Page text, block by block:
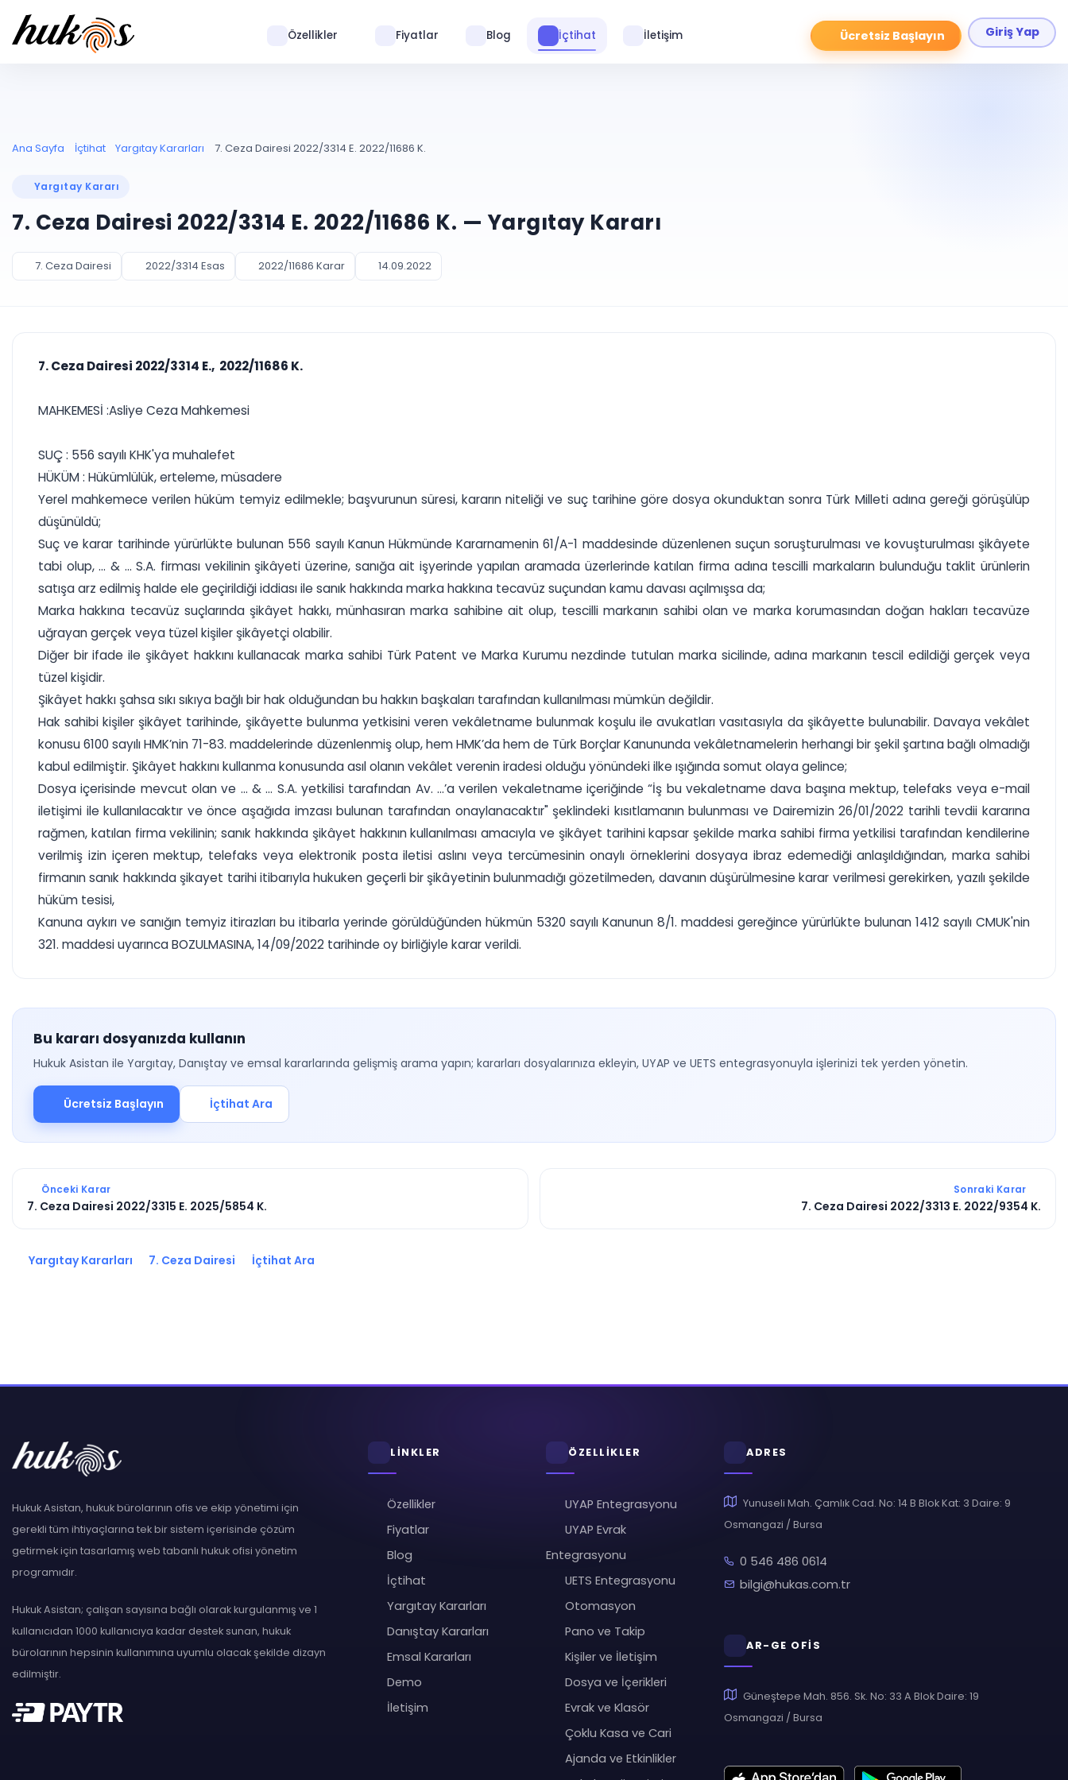
Ücretsiz Başlayın Giriş Yap
Özellikler Fiyatlar Blog İçtihat İletişim
Ana Sayfa İçtihat Yargıtay Kararları 7. Ceza Dairesi 2022/3314 E. 2022/11686 K.
Yargıtay Kararı
7. Ceza Dairesi 2022/3314 E. 2022/11686 K. — Yargıtay Kararı
7. Ceza Dairesi 2022/3314 Esas 2022/11686 Karar 14.09.2022
7. Ceza Dairesi 2022/3314 E., 2022/11686 K.
MAHKEMESİ :Asliye Ceza Mahkemesi
SUÇ : 556 sayılı KHK'ya muhalefet
HÜKÜM : Hükümlülük, erteleme, müsadere
Yerel mahkemece verilen hüküm temyiz edilmekle; başvurunun süresi, kararın niteliği ve suç tarihine göre dosya okunduktan sonra Türk Milleti adına gereği görüşülüp
düşünüldü;
Suç ve karar tarihinde yürürlükte bulunan 556 sayılı Kanun Hükmünde Kararnamenin 61/A-1 maddesinde düzenlenen suçun soruşturulması ve kovuşturulması şikâyete
tabi olup, ... & ... S.A. firması vekilinin şikâyeti üzerine, sanığa ait işyerinde yapılan aramada üzerlerinde katılan firma adına tescilli markaların bulunduğu taklit ürünlerin
satışa arz edilmiş halde ele geçirildiği iddiası ile sanık hakkında marka hakkına tecavüz suçundan kamu davası açılmışsa da;
Marka hakkına tecavüz suçlarında şikâyet hakkı, münhasıran marka sahibine ait olup, tescilli markanın sahibi olan ve marka korumasından doğan hakları tecavüze
uğrayan gerçek veya tüzel kişiler şikâyetçi olabilir.
Diğer bir ifade ile şikâyet hakkını kullanacak marka sahibi Türk Patent ve Marka Kurumu nezdinde tutulan marka sicilinde, adına markanın tescil edildiği gerçek veya
tüzel kişidir.
Şikâyet hakkı şahsa sıkı sıkıya bağlı bir hak olduğundan bu hakkın başkaları tarafından kullanılması mümkün değildir.
Hak sahibi kişiler şikâyet tarihinde, şikâyette bulunma yetkisini veren vekâletname bulunmak koşulu ile avukatları vasıtasıyla da şikâyette bulunabilir. Davaya vekâlet
konusu 6100 sayılı HMK’nin 71-83. maddelerinde düzenlenmiş olup, hem HMK’da hem de Türk Borçlar Kanununda vekâletnamelerin herhangi bir şekil şartına bağlı olmadığı
kabul edilmiştir. Şikâyet hakkını kullanma konusunda asıl olanın vekâlet verenin iradesi olduğu yönündeki ilke ışığında somut olaya gelince;
Dosya içerisinde mevcut olan ve ... & ... S.A. yetkilisi tarafından Av. ...’a verilen vekaletname içeriğinde “İş bu vekaletname dava başına mektup, telefaks veya e-mail
iletişimi ile kullanılacaktır ve önce aşağıda imzası bulunan tarafından onaylanacaktır" şeklindeki kısıtlamanın bulunması ve Dairemizin 26/01/2022 tarihli tevdii kararına
rağmen, katılan firma vekilinin; sanık hakkında şikâyet hakkının kullanılması amacıyla ve şikâyet tarihini kapsar şekilde marka sahibi firma yetkilisi tarafından kendilerine
verilmiş izin içeren mektup, telefaks veya elektronik posta iletisi aslını veya tercümesinin onaylı örneklerini dosyaya ibraz edemediği anlaşıldığından, marka sahibi
firmanın sanık hakkında şikayet tarihi itibarıyla hukuken geçerli bir şikâyetinin bulunmadığı gözetilmeden, davanın düşürülmesine karar verilmesi gerekirken, yazılı şekilde
hüküm tesisi,
Kanuna aykırı ve sanığın temyiz itirazları bu itibarla yerinde görüldüğünden hükmün 5320 sayılı Kanunun 8/1. maddesi gereğince yürürlükte bulunan 1412 sayılı CMUK'nin
321. maddesi uyarınca BOZULMASINA, 14/09/2022 tarihinde oy birliğiyle karar verildi.
Bu kararı dosyanızda kullanın
Hukuk Asistan ile Yargıtay, Danıştay ve emsal kararlarında gelişmiş arama yapın; kararları dosyalarınıza ekleyin, UYAP ve UETS entegrasyonuyla işlerinizi tek yerden yönetin.
Ücretsiz Başlayın İçtihat Ara
Önceki Karar
7. Ceza Dairesi 2022/3315 E. 2025/5854 K.
Sonraki Karar
7. Ceza Dairesi 2022/3313 E. 2022/9354 K.
Yargıtay Kararları 7. Ceza Dairesi İçtihat Ara
Hukuk Asistan, hukuk bürolarının ofis ve ekip yönetimi için
gerekli tüm ihtiyaçlarına tek bir sistem içerisinde çözüm
getirmek için tasarlamış web tabanlı hukuk ofisi yönetim
programıdır.
Hukuk Asistan; çalışan sayısına bağlı olarak kurgulanmış ve 1
kullanıcıdan 1000 kullanıcıya kadar destek sunan, hukuk
bürolarının hepsinin kullanımına uyumlu olacak şekilde dizayn
edilmiştir.
LİNKLER
Özellikler
Fiyatlar
Blog
İçtihat
Yargıtay Kararları
Danıştay Kararları
Emsal Kararları
Demo
İletişim
ÖZELLİKLER
UYAP Entegrasyonu
UYAP Evrak
Entegrasyonu
UETS Entegrasyonu
Otomasyon
Pano ve Takip
Kişiler ve İletişim
Dosya ve İçerikleri
Evrak ve Klasör
Çoklu Kasa ve Cari
Ajanda ve Etkinlikler
ADRES
Yunuseli Mah. Çamlık Cad. No: 14 B Blok Kat: 3 Daire: 9
Osmangazi / Bursa
0 546 486 0614
bilgi@hukas.com.tr
AR-GE OFİS
Güneştepe Mah. 856. Sk. No: 33 A Blok Daire: 19
Osmangazi / Bursa